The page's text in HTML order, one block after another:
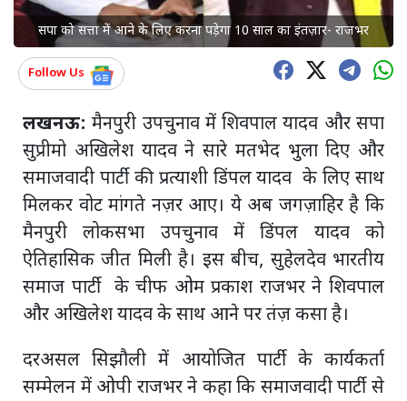
सपा को सत्ता में आने के लिए करना पड़ेगा 10 साल का इंतज़ार- राजभर
Follow Us
लखनऊ:मैनपुरी उपचुनाव में शिवपाल यादव और सपा
सुप्रीमो अखिलेश यादव ने सारे मतभेद भुला दिए और
समाजवादी पार्टी की प्रत्याशी डिंपल यादव के लिए साथ
मिलकर वोट मांगते नज़र आए। ये अब जगज़ाहिर है कि
मैनपुरी लोकसभा उपचुनाव में डिंपल यादव को
ऐतिहासिक जीत मिली है। इस बीच, सुहेलदेव भारतीय
समाज पार्टी के चीफ ओम प्रकाश राजभर ने शिवपाल
और अखिलेश यादव के साथ आने पर तंज़ कसा है।
दरअसल सिझौली में आयोजित पार्टी के कार्यकर्ता
सम्मेलन में ओपी राजभर ने कहा कि समाजवादी पार्टी से